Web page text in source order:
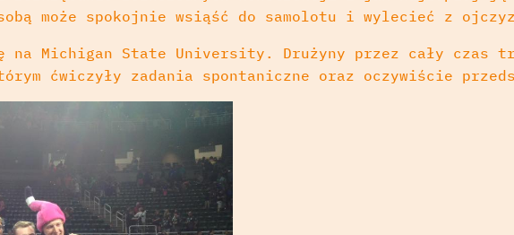
może spokojnie wsiąść do samolotu i wylecieć z
na Michigan State University. Drużyny przez cały czas
ćwiczyły zadania spontaniczne oraz oczywiście